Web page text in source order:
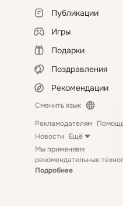
Публикации
Игры
Подарки
Поздравления
Рекомендации
Сменить язык
Рекламодателям
Новости Ещё
Мы применяем
рекомендательные
Подробнее